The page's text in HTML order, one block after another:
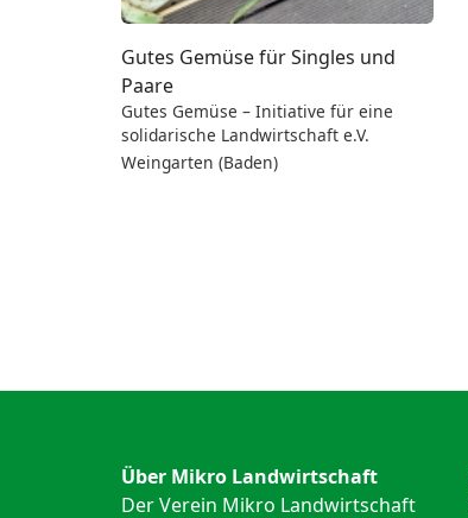
Gutes Gemüse für Singles und
Paare
Gutes Gemüse – Initiative für eine
solidarische Landwirtschaft e.V.
Weingarten (Baden)
Über Mikro Landwirtschaft
Der Verein Mikro Landwirtschaft